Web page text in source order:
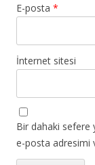
E-posta *
İnternet sitesi
Bir dahaki sefere
e-posta adresimi